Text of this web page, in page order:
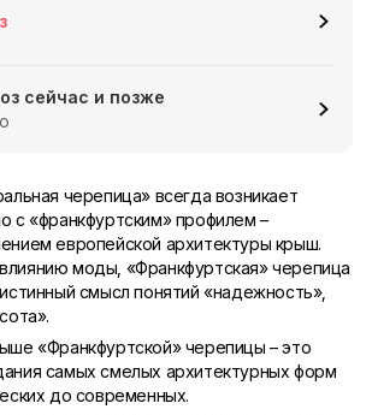
сейчас и позже
черепица» всегда возникает
с «франкфуртским» профилем –
европейской архитектуры крыш.
моды, «Франкфуртская» черепица
смысл понятий «надежность»,
«Франкфуртской» черепицы – это
самых смелых архитектурных форм
до современных.